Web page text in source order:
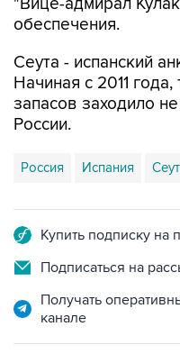
обеспечения.
Сеута - испанский
Начиная с 2011
запасов заходило
России.
Россия Испания
Купить подписку на
Подписаться на
Получать
канале